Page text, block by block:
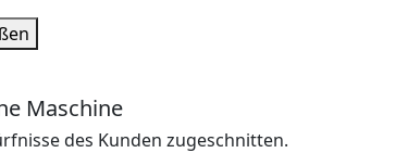
Maschine
des Kunden zugeschnitten.